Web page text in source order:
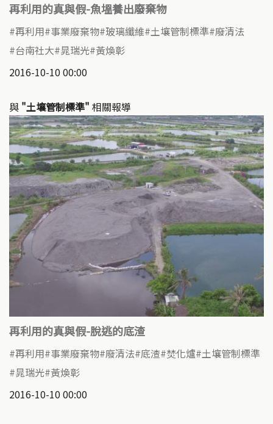
再利用的真與假-魚塭養出廢棄物
再利用 事業廢棄物 玻璃纖維 土壤管制標準 廢清法
台南社大 晁瑞光 黃煥彰
2016-10-10 00:00
與 "土壤管制標準" 相關報導
再利用的真與假-脫逃的底渣
再利用 事業廢棄物 廢清法 底渣 焚化爐 土壤管制標準
晁瑞光 黃煥彰
2016-10-10 00:00